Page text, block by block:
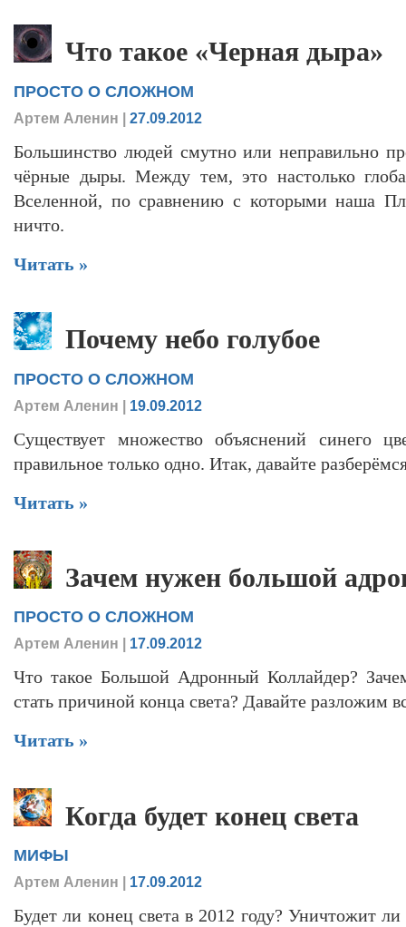
Что такое «Черная дыра»
ПРОСТО О СЛОЖНОМ
Артем Аленин | 27.09.2012
Большинство людей смутно или неправильно
чёрные дыры. Между тем, это настолько
Вселенной, по сравнению с которыми наша
ничто.
Читать »
Почему небо голубое
ПРОСТО О СЛОЖНОМ
Артем Аленин | 19.09.2012
Существует множество объяснений синего
правильное только одно. Итак, давайте
Читать »
Зачем нужен большой
ПРОСТО О СЛОЖНОМ
Артем Аленин 17.09.2012
Что такое Большой Адронный Коллайдер?
стать причиной конца света? Давайте разложим
Читать »
Когда будет конец света
МИФЫ
Артем Аленин 17.09.2012
Будет ли конец света в 2012 году? Уничтожит ли